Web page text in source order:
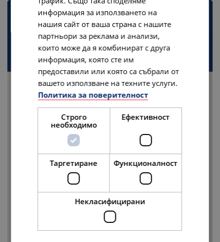
Местоположение
2900 N Kings Highway Myrtle Beach , South Carolina ,
29577
информация за използването на
нашия сайт от ваша страна с нашите
партньори за реклама и анализи,
които може да я комбинират с друга
информация, която сте им
предоставили или която са събрали от
вашето използване на техните услуги.
Политика за поверителност
Строго
необходимо
Ефективност
Таргетиране Функционалност
Некласифицирани